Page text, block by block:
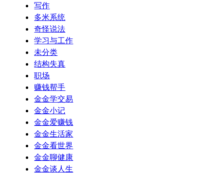
写作
多米系统
奇怪说法
学习与工作
未分类
结构失真
职场
赚钱帮手
金金学交易
金金小记
金金爱赚钱
金金生活家
金金看世界
金金聊健康
金金谈人生